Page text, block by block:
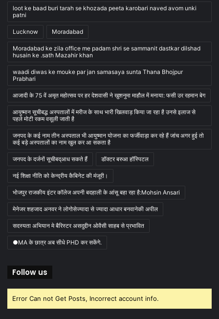
loot ke baad buri tarah se khozada peeta karobari naved avom unki
patni
Lucknow Moradabad
Moradabad ke zila office me padam shri se sammanit dastkar dilshad
husain ke .sath Mazahir khan
waadi diwas ke mouke par jan samasaya sunta Thana Bhojpur
Prabhari
आजादी के 75 वें अमृत महोत्सव पर हर देशवासी ने खुशनुमा माहौल में मनाया: फसी उर रहमान बेग
आयुष्मान सूचीबद्ध अस्पतालों में मरीज के साथ भारी खिलवाड़ किया जा रहा है उनसे इलाज से
पहले मोटी रकम वसूली जाती है
जनपद के कई नाम तीन अस्पताल भी आयुष्मान योजना का फर्जीवाड़ा कर रहे हैं जांच अगर हुई तो
कई बड़े अस्पतालों का नाम खुल कर आ सकता है
जनपद के दर्जनों सूचीबद्आध सकते हैं डॉक्टर बरुआ हॉस्पिटल
नई शिक्षा नीति को केन्द्रीय कैबिनेट की मंजूरी।
भोजपुर राजकीय इंटर कॉलेज अपनी बदहाली के आंसू बहा रहा है:Mohsin Ansari
मेनेजर शहजाद अनवर ने लोगोसेज्यादा से ज्यादा आधार बनवानेकी अपील
सदस्यता अभियान मे बैरिस्टर असदुद्दीन ओवैसी साहब से प्रभावित
●MA के छात्र अब सीधे PHD कर सकेंगे.
Follow us
Error Can not Get Posts, Incorrect account info.